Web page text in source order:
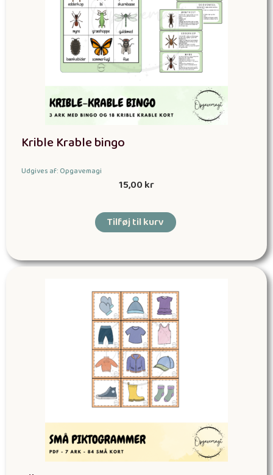
Krible Krable bingo
Udgives af: Opgavemagi
15,00kr
Tilføj til kurv